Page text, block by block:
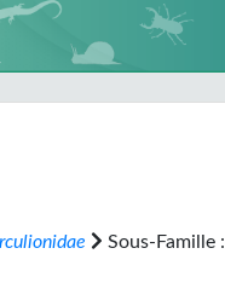
Sous-Famille :